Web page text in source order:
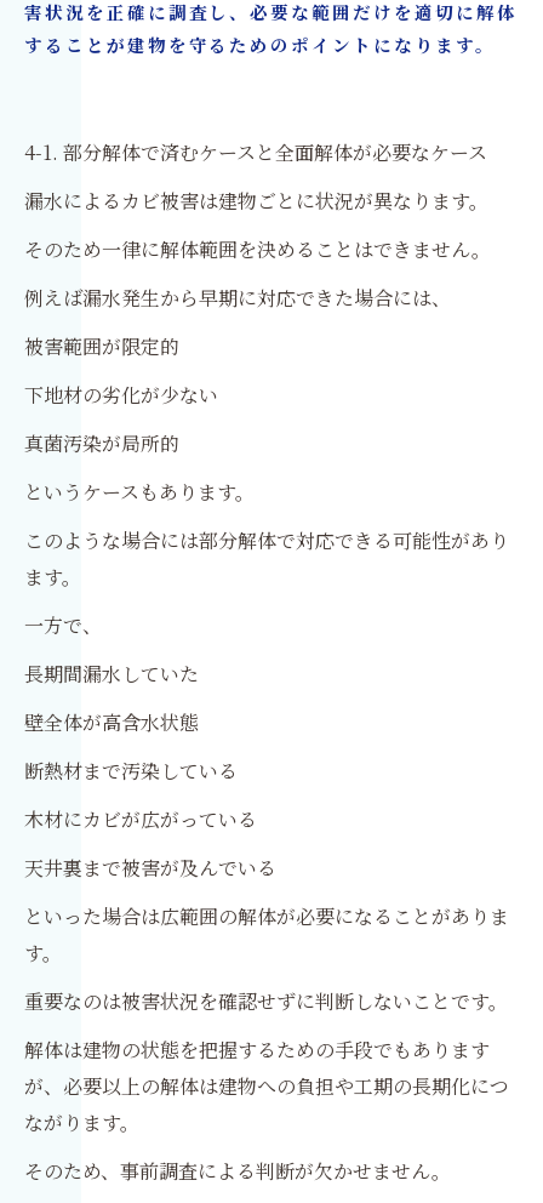
害状況を正確に調査し、必要な範囲だけを適切に解体
することが建物を守るためのポイントになります。
4-1. 部分解体で済むケースと全面解体が必要なケース
漏水によるカビ被害は建物ごとに状況が異なります。
そのため一律に解体範囲を決めることはできません。
例えば漏水発生から早期に対応できた場合には、
被害範囲が限定的
下地材の劣化が少ない
真菌汚染が局所的
というケースもあります。
このような場合には部分解体で対応できる可能性があり
ます。
一方で、
長期間漏水していた
壁全体が高含水状態
断熱材まで汚染している
木材にカビが広がっている
天井裏まで被害が及んでいる
といった場合は広範囲の解体が必要になることがありま
す。
重要なのは被害状況を確認せずに判断しないことです。
解体は建物の状態を把握するための手段でもあります
が、必要以上の解体は建物への負担や工期の長期化につ
ながります。
そのため、事前調査による判断が欠かせません。